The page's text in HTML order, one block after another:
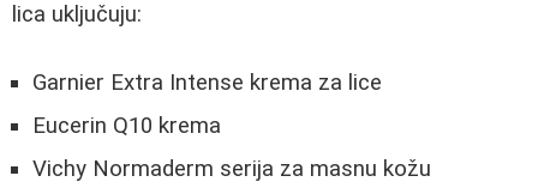
lica uključuju:
Garnier Extra Intense krema za lice
Eucerin Q10 krema
Vichy Normaderm serija za masnu kožu